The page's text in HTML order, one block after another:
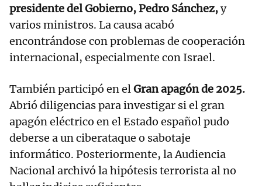
presidente del Gobierno, Pedro Sánchez,y
varios ministros. La causa acabó
encontrándose con problemas de cooperación
internacional, especialmente con Israel.
También participó en elGran apagón de 2025.
Abrió diligencias para investigar si el gran
apagón eléctrico en el Estado español pudo
deberse a un ciberataque o sabotaje
informático. Posteriormente, la Audiencia
Nacional archivó la hipótesis terrorista al no